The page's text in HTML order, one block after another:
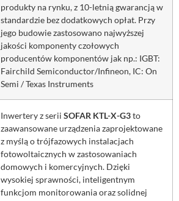
produkty na rynku, z 10-letnią gwarancją w
standardzie bez dodatkowych opłat. Przy
jego budowie zastosowano najwyższej
jakości komponenty czołowych
producentów komponentów jak np.: IGBT:
Fairchild Semiconductor/Infineon, IC: On
Semi / Texas Instruments
Inwertery z serii SOFAR KTL-X-G3to
zaawansowane urządzenia zaprojektowane
z myślą o trójfazowych instalacjach
fotowoltaicznych w zastosowaniach
domowych i komercyjnych. Dzięki
wysokiej sprawności, inteligentnym
funkcjom monitorowania oraz solidnej